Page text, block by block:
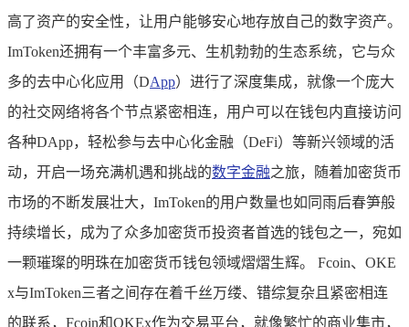
高了资产的安全性，让用户能够安心地存放自己的数字资产。
ImToken还拥有一个丰富多元、生机勃勃的生态系统，它与众
多的去中心化应用（DApp）进行了深度集成，就像一个庞大
的社交网络将各个节点紧密相连，用户可以在钱包内直接访问
各种DApp，轻松参与去中心化金融（DeFi）等新兴领域的活
动，开启一场充满机遇和挑战的数字金融之旅，随着加密货币
市场的不断发展壮大，ImToken的用户数量也如同雨后春笋般
持续增长，成为了众多加密货币投资者首选的钱包之一，宛如
一颗璀璨的明珠在加密货币钱包领域熠熠生辉。 Fcoin、OKE
x与ImToken三者之间存在着千丝万缕、错综复杂且紧密相连
的联系，Fcoin和OKEx作为交易平台，就像繁忙的商业集市，